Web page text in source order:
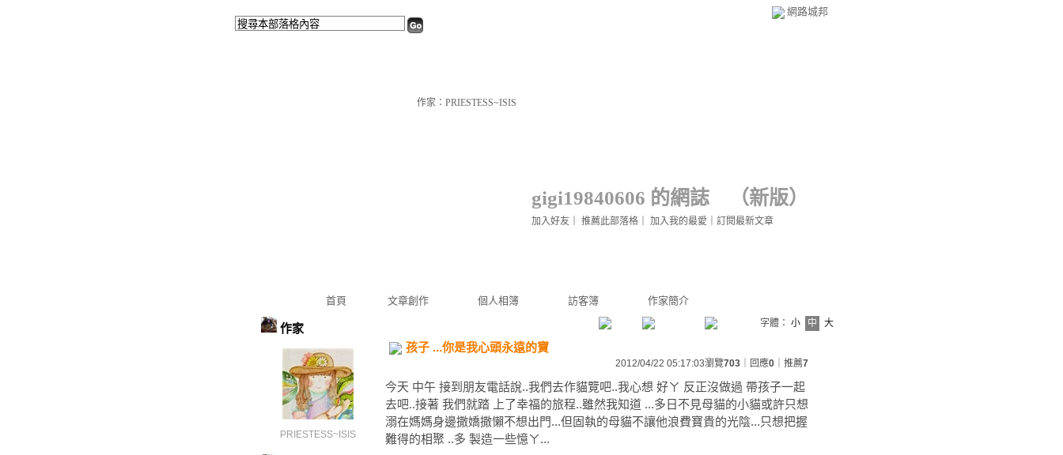
網路城邦
gigi19840606 的網誌 （新版）
首頁 文章創作 個人相簿 訪客簿 作家簡介
加入好友 推薦此部落格 加入我的最愛 訂閱最新文章
作家：PRIESTESS~ISIS
作家
PRIESTESS~ISIS
字體： 小 中 大
孩子 ...你是我心頭永遠的寶
2012/04/22 05:17:03瀏覽703 ｜回應0 ｜推薦7
今天 中午 接到朋友電話說..我們去作貓覽吧..我心想 好ㄚ 反正沒做過 帶孩子一起
去吧..接著 我們就踏 上了幸福的旅程..雖然我知道 ...多日不見母貓的小貓或許只想
溺在媽媽身邊撒嬌撒懶不想出門...但固執的母貓不讓他浪費寶貴的光陰...只想把握
難得的相聚 ..多 製造一些憶ㄚ...